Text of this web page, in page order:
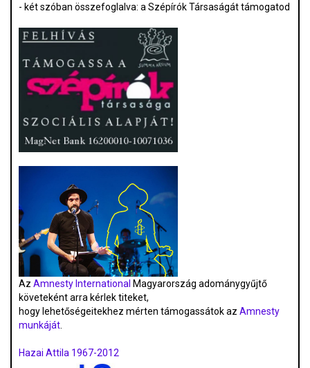
- két szóban összefoglalva: a Szépírók Társaságát támogatod
Az Amnesty International Magyarország adománygyűjtő
követeként arra kérlek titeket,
hogy lehetőségeitekhez mérten támogassátok az Amnesty
munkáját
Hazai Attila 1967-2012